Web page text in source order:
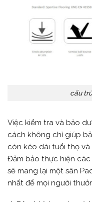
cấu
Việc kiểm tra và bảo
cách không chỉ giúp
còn kéo dài tuổi thọ và
Đảm bảo thực hiện
sẽ mang lại một sân
nhất để mọi người